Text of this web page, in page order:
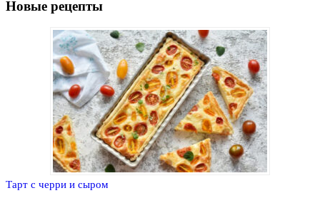
Новые рецепты
Тарт с черри и сыром